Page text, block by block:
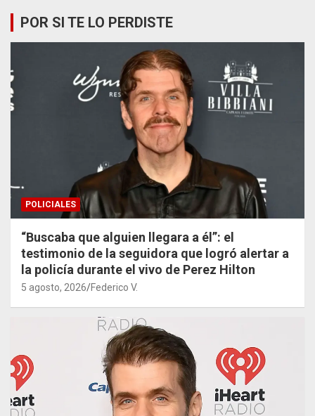
POR SI TE LO PERDISTE
POLICIALES
“Buscaba que alguien llegara a él”: el
testimonio de la seguidora que logró alertar a
la policía durante el vivo de Perez Hilton
5 agosto, 2026 Federico V.